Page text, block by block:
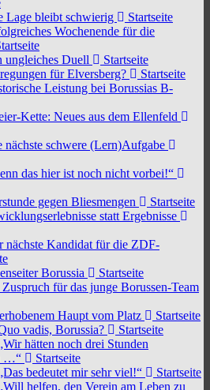
Lage bleibt schwierig
Startseite
Wochenende für die
ungleiches Duell
Startseite
für Elversberg?
Startseite
Leistung bei Borussias B-
Kette: Neues aus dem Ellenfeld
nächste schwere (Lern)Aufgabe
das hier ist noch nicht vorbei!“
gegen Bliesmengen
Startseite
statt Ergebnisse
nächste Kandidat für die ZDF-
Borussia
Startseite
für das junge Borussen-Team
Haupt vom Platz
Startseite
vadis, Borussia?
Startseite
hätten noch drei Stunden
…“
Startseite
bedeutet mir sehr viel!“
Startseite
helfen, den Verein am Leben zu